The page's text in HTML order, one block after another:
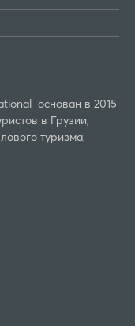
основан в 2015
в Грузии,
туризма,